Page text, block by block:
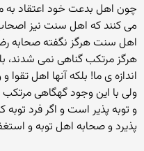
چون اهل بدعت خود اعتقاد به
می کنند که اهل سنت نیز
اهل سنت هرگز نگفته صحابه
هرگز مرتکب گناهی نمی شدند،
اندازه ی ما! بلکه آنها اهل
ولی با این وجود گهگاهی
و توبه پذیر است و اگر فرد
پذیرد و صحابه اهل توبه و